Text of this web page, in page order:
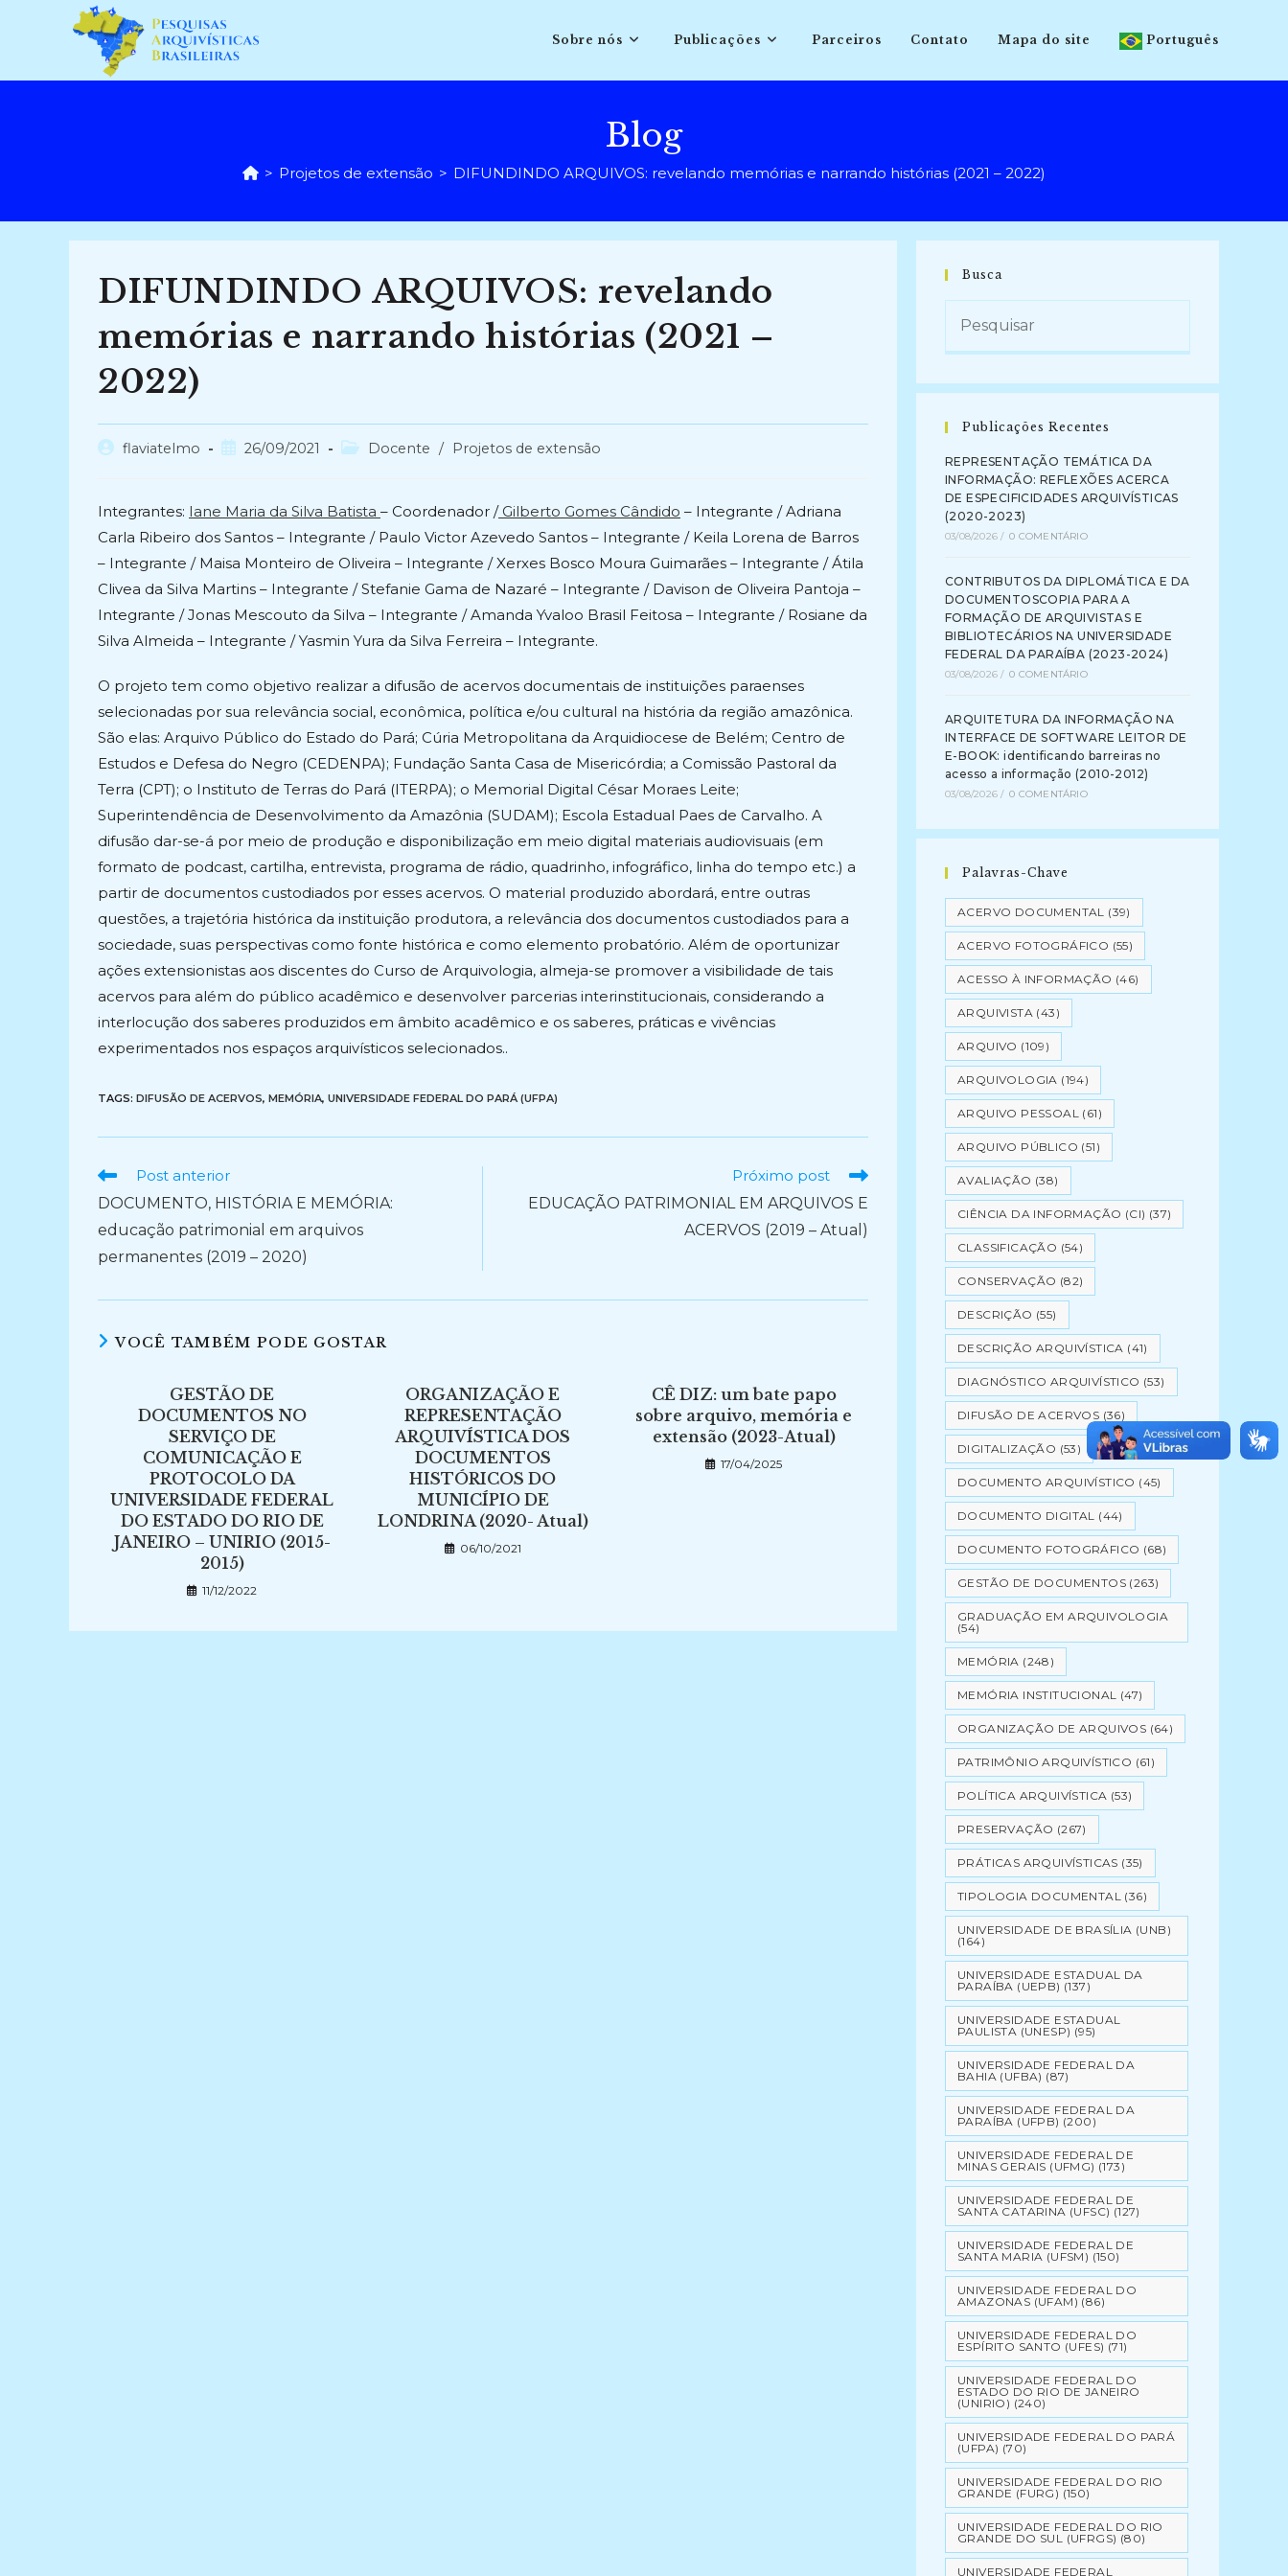
conteúdo
Sobre nós Publicações Parceiros Contato Mapa do site Português
Blog
> Projetos de extensão > DIFUNDINDO ARQUIVOS: revelando memórias e narrando histórias (2021 – 2022)
DIFUNDINDO ARQUIVOS: revelando
memórias e narrando histórias (2021 –
2022)
Autorflaviatelmo
Post26/09/2021
Categoria
Docente / Projetos de extensão
Integrantes: Iane Maria da Silva Batista – Coordenador /Gilberto Gomes Cândido – Integrante / Adriana
Carla Ribeiro dos Santos – Integrante / Paulo Victor Azevedo Santos – Integrante / Keila Lorena de Barros
– Integrante / Maisa Monteiro de Oliveira – Integrante / Xerxes Bosco Moura Guimarães – Integrante / Átila
Clivea da Silva Martins – Integrante / Stefanie Gama de Nazaré – Integrante / Davison de Oliveira Pantoja –
Integrante / Jonas Mescouto da Silva – Integrante / Amanda Yvaloo Brasil Feitosa – Integrante / Rosiane da
Silva Almeida – Integrante / Yasmin Yura da Silva Ferreira – Integrante.
O projeto tem como objetivo realizar a difusão de acervos documentais de instituições paraenses
selecionadas por sua relevância social, econômica, política e/ou cultural na história da região amazônica.
São elas: Arquivo Público do Estado do Pará; Cúria Metropolitana da Arquidiocese de Belém; Centro de
Estudos e Defesa do Negro (CEDENPA); Fundação Santa Casa de Misericórdia; a Comissão Pastoral da
Terra (CPT); o Instituto de Terras do Pará (ITERPA); o Memorial Digital César Moraes Leite;
Superintendência de Desenvolvimento da Amazônia (SUDAM); Escola Estadual Paes de Carvalho. A
difusão dar-se-á por meio de produção e disponibilização em meio digital materiais audiovisuais (em
formato de podcast, cartilha, entrevista, programa de rádio, quadrinho, infográfico, linha do tempo etc.) a
partir de documentos custodiados por esses acervos. O material produzido abordará, entre outras
questões, a trajetória histórica da instituição produtora, a relevância dos documentos custodiados para a
sociedade, suas perspectivas como fonte histórica e como elemento probatório. Além de oportunizar
ações extensionistas aos discentes do Curso de Arquivologia, almeja-se promover a visibilidade de tais
acervos para além do público acadêmico e desenvolver parcerias interinstitucionais, considerando a
interlocução dos saberes produzidos em âmbito acadêmico e os saberes, práticas e vivências
experimentados nos espaços arquivísticos selecionados..
TAGS: DIFUSÃO DE ACERVOS, MEMÓRIA, UNIVERSIDADE FEDERAL DO PARÁ (UFPA)
Ler
artigos
Post anterior
DOCUMENTO, HISTÓRIA E MEMÓRIA:
educação patrimonial em arquivos
permanentes (2019 – 2020)
Próximo post
EDUCAÇÃO PATRIMONIAL EM ARQUIVOS E
ACERVOS (2019 – Atual)
VOCÊ TAMBÉM PODE GOSTAR
GESTÃO DE
DOCUMENTOS NO
SERVIÇO DE
COMUNICAÇÃO E
PROTOCOLO DA
UNIVERSIDADE FEDERAL
DO ESTADO DO RIO DE
JANEIRO – UNIRIO (2015-
2015)
11/12/2022
ORGANIZAÇÃO E
REPRESENTAÇÃO
ARQUIVÍSTICA DOS
DOCUMENTOS
HISTÓRICOS DO
MUNICÍPIO DE
LONDRINA (2020- Atual)
06/10/2021
CÊ DIZ: um bate papo
sobre arquivo, memória e
extensão (2023-Atual)
17/04/2025
Busca
Publicações Recentes
REPRESENTAÇÃO TEMÁTICA DA
INFORMAÇÃO: REFLEXÕES ACERCA
DE ESPECIFICIDADES ARQUIVÍSTICAS
(2020-2023)
03/08/2026 / 0 COMENTÁRIO
CONTRIBUTOS DA DIPLOMÁTICA E DA
DOCUMENTOSCOPIA PARA A
FORMAÇÃO DE ARQUIVISTAS E
BIBLIOTECÁRIOS NA UNIVERSIDADE
FEDERAL DA PARAÍBA (2023-2024)
03/08/2026 / 0 COMENTÁRIO
ARQUITETURA DA INFORMAÇÃO NA
INTERFACE DE SOFTWARE LEITOR DE
E-BOOK: identificando barreiras no
acesso a informação (2010-2012)
03/08/2026 / 0 COMENTÁRIO
Palavras-Chave
ACERVO DOCUMENTAL (39)
ACERVO FOTOGRÁFICO (55)
ACESSO À INFORMAÇÃO (46)
ARQUIVISTA (43)
ARQUIVO (109)
ARQUIVOLOGIA (194)
ARQUIVO PESSOAL (61)
ARQUIVO PÚBLICO (51)
AVALIAÇÃO (38)
CIÊNCIA DA INFORMAÇÃO (CI) (37)
CLASSIFICAÇÃO (54)
CONSERVAÇÃO (82)
DESCRIÇÃO (55)
DESCRIÇÃO ARQUIVÍSTICA (41)
DIAGNÓSTICO ARQUIVÍSTICO (53)
DIFUSÃO DE ACERVOS (36)
DIGITALIZAÇÃO (53)
DOCUMENTO ARQUIVÍSTICO (45)
DOCUMENTO DIGITAL (44)
DOCUMENTO FOTOGRÁFICO (68)
GESTÃO DE DOCUMENTOS (263)
GRADUAÇÃO EM ARQUIVOLOGIA
(54)
MEMÓRIA (248)
MEMÓRIA INSTITUCIONAL (47)
ORGANIZAÇÃO DE ARQUIVOS (64)
PATRIMÔNIO ARQUIVÍSTICO (61)
POLÍTICA ARQUIVÍSTICA (53)
PRESERVAÇÃO (267)
PRÁTICAS ARQUIVÍSTICAS (35)
TIPOLOGIA DOCUMENTAL (36)
UNIVERSIDADE DE BRASÍLIA (UNB)
(164)
UNIVERSIDADE ESTADUAL DA
PARAÍBA (UEPB) (137)
UNIVERSIDADE ESTADUAL
PAULISTA (UNESP) (95)
UNIVERSIDADE FEDERAL DA
BAHIA (UFBA) (87)
UNIVERSIDADE FEDERAL DA
PARAÍBA (UFPB) (200)
UNIVERSIDADE FEDERAL DE
MINAS GERAIS (UFMG) (173)
UNIVERSIDADE FEDERAL DE
SANTA CATARINA (UFSC) (127)
UNIVERSIDADE FEDERAL DE
SANTA MARIA (UFSM) (150)
UNIVERSIDADE FEDERAL DO
AMAZONAS (UFAM) (86)
UNIVERSIDADE FEDERAL DO
ESPÍRITO SANTO (UFES) (71)
UNIVERSIDADE FEDERAL DO
ESTADO DO RIO DE JANEIRO
(UNIRIO) (240)
UNIVERSIDADE FEDERAL DO PARÁ
(UFPA) (70)
UNIVERSIDADE FEDERAL DO RIO
GRANDE (FURG) (150)
UNIVERSIDADE FEDERAL DO RIO
GRANDE DO SUL (UFRGS) (80)
UNIVERSIDADE FEDERAL